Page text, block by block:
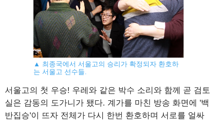
▲ 최종국에서 서울고의 승리가 확정되자 환호하
는 서울고 선수들.
서울고의 첫 우승! 우레와 같은 박수 소리와 함께 곧 검토
실은 감동의 도가니가 됐다. 계가를 마친 방송 화면에 '백
반집승'이 뜨자 전체가 다시 한번 환호하며 서로를 얼싸